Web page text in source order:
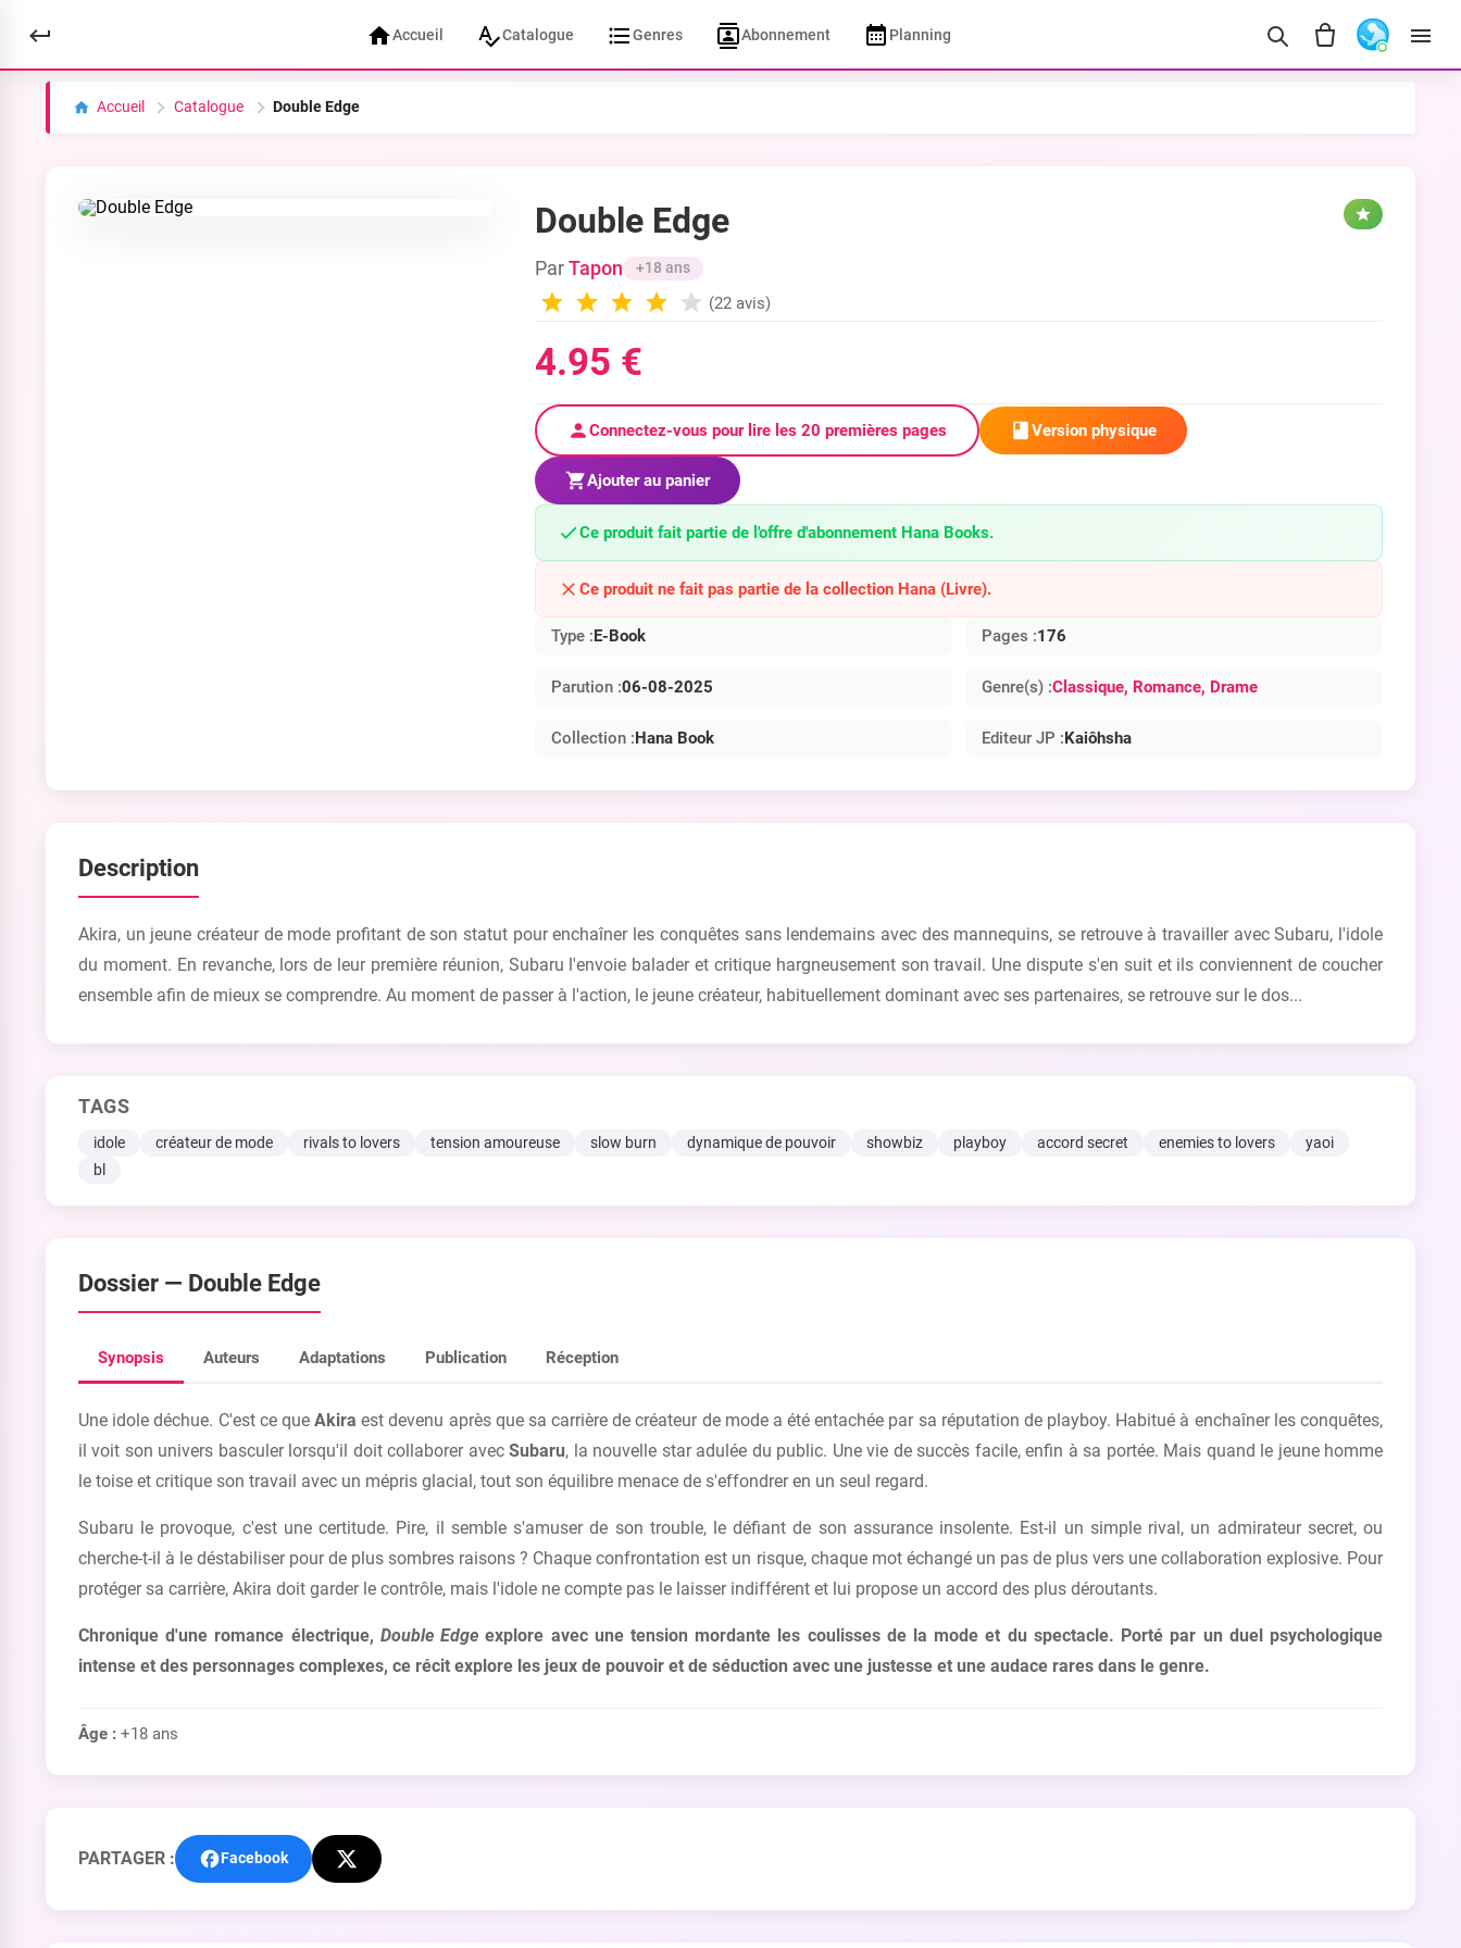
Accueil Catalogue Genres Abonnement Planning
Accueil Catalogue Double Edge
Double Edge
Par Tapon +18 ans
(22 avis)
4.95 €
Connectez-vous pour lire les 20 premières pages Version physique
Ajouter au panier
Ce produit fait partie de l'offre d'abonnement Hana Books.
Ce produit ne fait pas partie de la collection Hana (Livre).
Type :E-Book Pages :176
Parution :06-08-2025 Genre(s) :Classique, Romance, Drame
Collection :Hana Book Editeur JP :Kaiôhsha
Description
Akira, un jeune créateur de mode profitant de son statut pour enchaîner les conquêtes sans lendemains avec des mannequins, se retrouve à travailler avec Subaru, l'idole
du moment. En revanche, lors de leur première réunion, Subaru l'envoie balader et critique hargneusement son travail. Une dispute s'en suit et ils conviennent de coucher
ensemble afin de mieux se comprendre. Au moment de passer à l'action, le jeune créateur, habituellement dominant avec ses partenaires, se retrouve sur le dos...
TAGS
idole créateur de mode rivals to lovers tension amoureuse slow burn dynamique de pouvoir showbiz playboy accord secret enemies to lovers
yaoi
bl
Dossier — Double Edge
Synopsis Auteurs Adaptations Publication Réception
Une idole déchue. C'est ce queAkira est devenu après que sa carrière de créateur de mode a été entachée par sa réputation de playboy. Habitué à enchaîner les conquêtes,
il voit son univers basculer lorsqu'il doit collaborer avecSubaru, la nouvelle star adulée du public. Une vie de succès facile, enfin à sa portée. Mais quand le jeune homme
le toise et critique son travail avec un mépris glacial, tout son équilibre menace de s'effondrer en un seul regard.
Subaru le provoque, c'est une certitude. Pire, il semble s'amuser de son trouble, le défiant de son assurance insolente. Est-il un simple rival, un admirateur secret, ou
cherche-t-il à le déstabiliser pour de plus sombres raisons ? Chaque confrontation est un risque, chaque mot échangé un pas de plus vers une collaboration explosive. Pour
protéger sa carrière, Akira doit garder le contrôle, mais l'idole ne compte pas le laisser indifférent et lui propose un accord des plus déroutants.
Chronique d'une romance électrique, Double Edge explore avec une tension mordante les coulisses de la mode et du spectacle. Porté par un duel psychologique
intense et des personnages complexes, ce récit explore les jeux de pouvoir et de séduction avec une justesse et une audace rares dans le genre.
Âge : +18 ans
PARTAGER : Facebook